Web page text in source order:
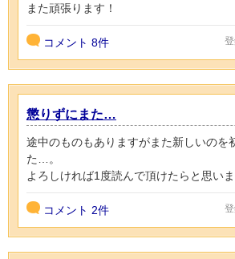
また頑張ります！
コメント 8件
懲りずにまた…
途中のものもありますがまた新しいのを
た…。
よろしければ1度読んで頂けたらと思いま
コメント 2件